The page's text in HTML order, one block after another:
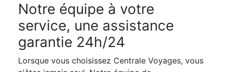
Notre équipe à votre
service, une assistance
garantie 24h/24
Lorsque vous choisissez Centrale Voyages, vous